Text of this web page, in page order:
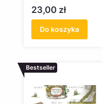
Dokôzë kaszëbsczi
prozë
Cena
23,00 zł
Do koszyka
Bestseller